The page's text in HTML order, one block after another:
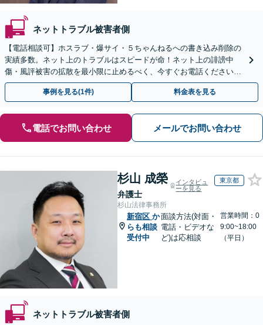
ネットトラブル被害者側
【電話相談可】ホスラブ・爆サイ・５ちゃんねるへの書き込み削除の
実績多数。ネット上のトラブルはスピードが命！ネット上の誹謗中
傷・風評被害の拡散を最小限に止めるべく、今すぐお電話ください。
情報削除に向けて全力を尽くします。
事例を見る(1件) 料金表を見る
電話でお問い合わせ メールでお問い合わせ
杉山 成榮
弁護士
インタビュ
ーを見る
東京都
杉山法律事務所
新宿区 か
らも相談
受付中
面談方法(対面・
電話・ビデオな
ど)は応相談
営業時間：0
9:00~18:00
（平日）
ネットトラブル被害者側